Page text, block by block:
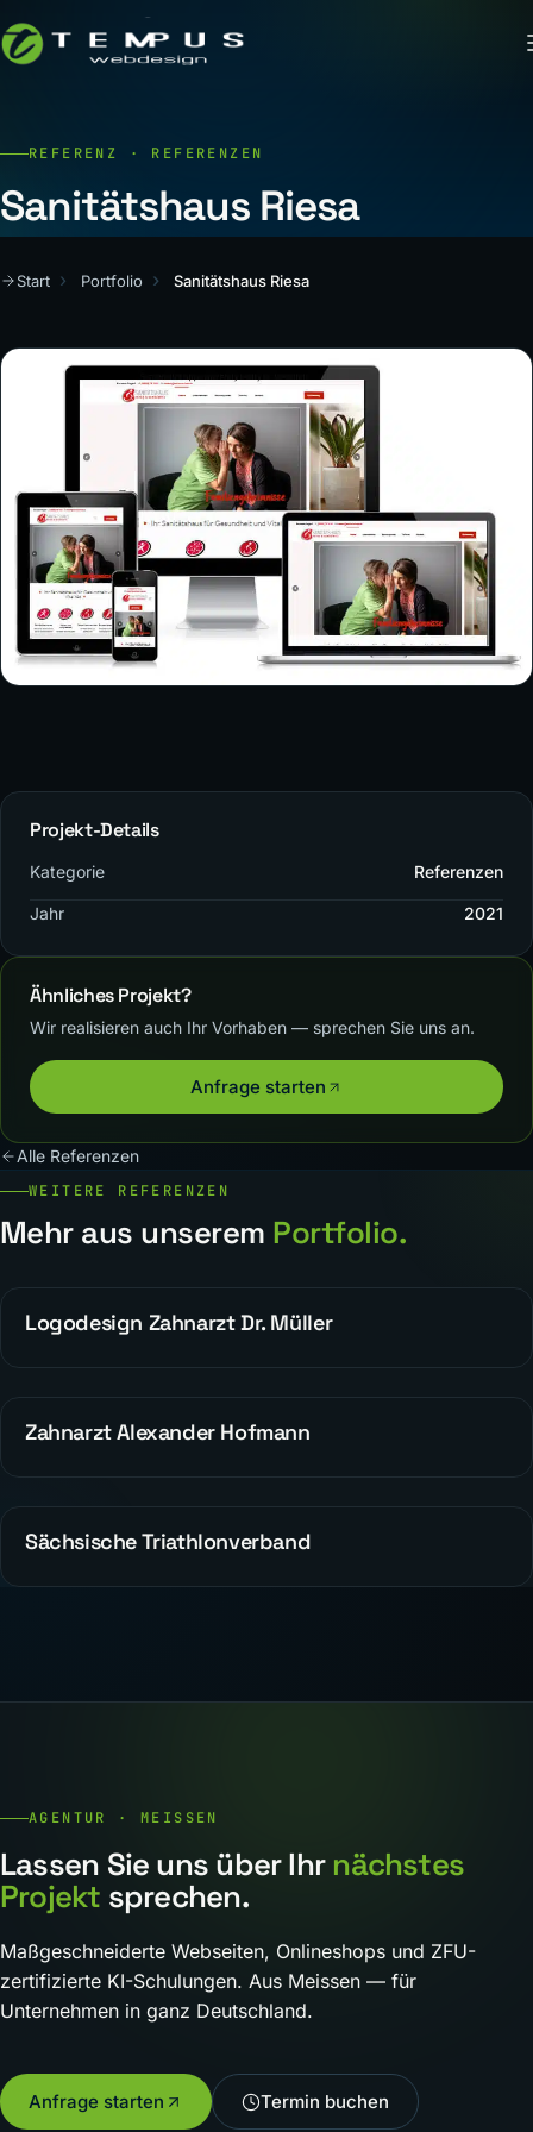
REFERENZ · REFERENZEN
Sanitätshaus Riesa
Start Portfolio Sanitätshaus Riesa
Projekt-Details
Kategorie Referenzen
Jahr 2021
Ähnliches Projekt?
Wir realisieren auch Ihr Vorhaben — sprechen Sie uns an.
Anfrage starten
Alle Referenzen
WEITERE REFERENZEN
Mehr aus unserem Portfolio.
WEBDESIGN
Logodesign Zahnarzt Dr. Müller
REFERENZEN
Zahnarzt Alexander Hofmann
ALLGEMEIN
Sächsische Triathlonverband
AGENTUR · MEISSEN
Lassen Sie uns über Ihr nächstes
Projekt sprechen.
Maßgeschneiderte Webseiten, Onlineshops und ZFU-
zertifizierte KI-Schulungen. Aus Meissen — für
Unternehmen in ganz Deutschland.
Anfrage starten Termin buchen